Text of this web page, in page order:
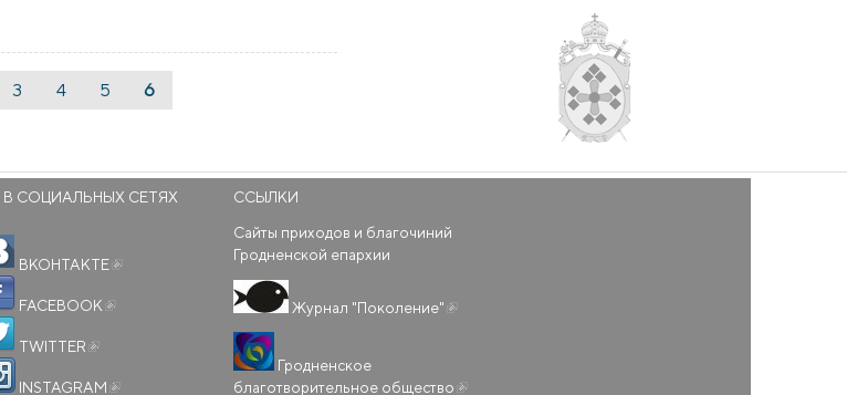
3 4 5 6
СОЦИАЛЬНЫХ СЕТЯХ
ВКОНТАКТЕ
(внешняя ссылка)
FACEBOOK
TWITTER
INSTAGRAM
(внешняя ссылка)
ССЫЛКИ
Сайты приходов и благочиний
Гродненской епархии
Журнал "Поколение"
Гродненское
благотворительное общество (внешняя ссылка)